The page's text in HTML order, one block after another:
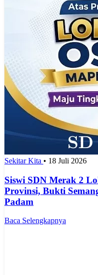
Sekitar Kita • 18 Juli 2026
Siswi SDN Merak 2
Provinsi, Bukti
Padam
Baca Selengkapnya